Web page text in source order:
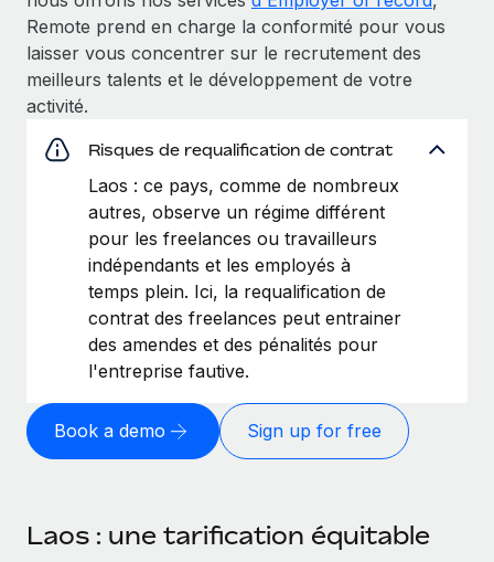
Remote prend en charge la conformité pour vous
laisser vous concentrer sur le recrutement des
meilleurs talents et le développement de votre
activité.
Risques de requalification de contrat
Laos : ce pays, comme de nombreux
autres, observe un régime différent
pour les freelances ou travailleurs
indépendants et les employés à
temps plein. Ici, la requalification de
contrat des freelances peut entrainer
des amendes et des pénalités pour
l'entreprise fautive.
Book a demo Sign up for free
Laos : une tarification équitable